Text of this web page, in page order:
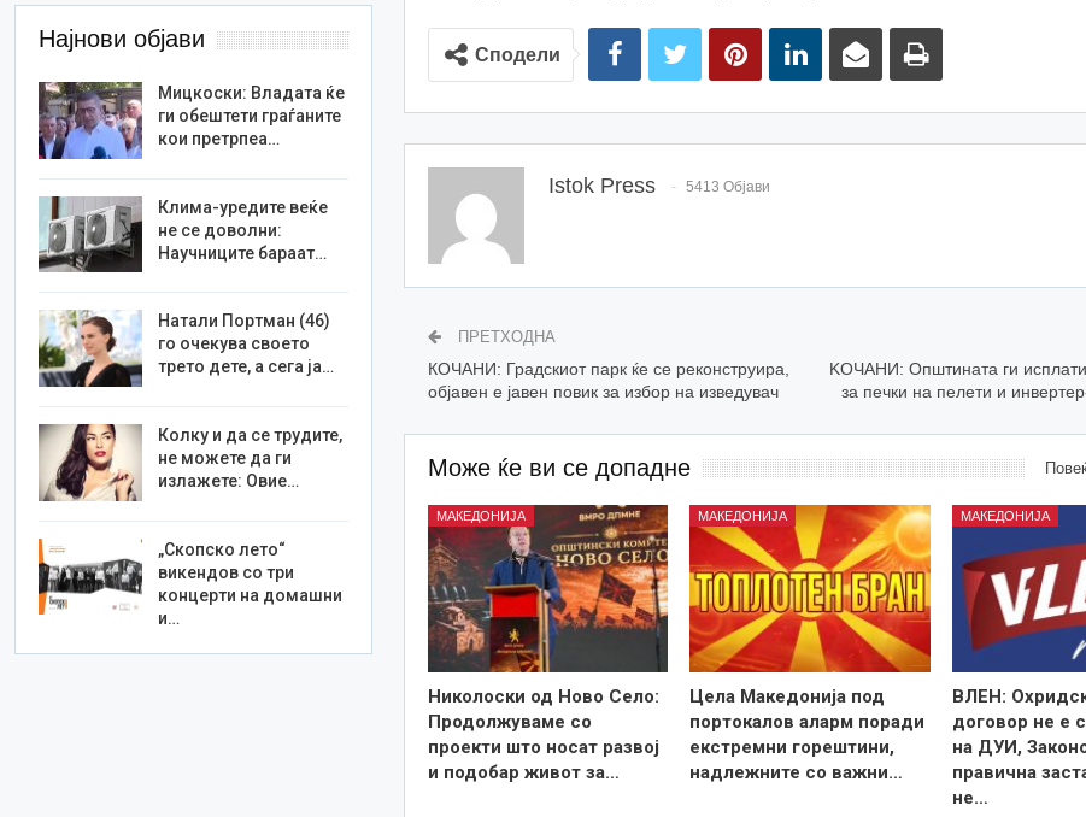
Сподели
Istok Press 5413 Објави
ПРЕТХОДНА
КОЧАНИ: Градскиот парк ќе се реконструира,
објавен е јавен повик за избор на изведувач
KОЧАНИ: Општината ги
за печки на пелети и
Може ќе ви се допадне
МАКЕДОНИЈА
Николоски од Ново Село:
Продолжуваме со
проекти што носат развој
и подобар живот за…
МАКЕДОНИЈА
Цела Македонија под
портокалов аларм поради
екстремни горештини,
надлежните со важни…
МАКЕДОНИЈА
ВЛЕН:
договор не е
на ДУИ,
правична
не…
Најнови објави
Мицкоски: Владата ќе
ги обештети граѓаните
кои претрпеа…
Клима-уредите веќе
не се доволни:
Научниците бараат…
Натали Портман (46)
го очекува своето
трето дете, а сега ја…
Колку и да се трудите,
не можете да ги
излажете: Овие…
„Скопско лето“
викендов со три
концерти на домашни
и…